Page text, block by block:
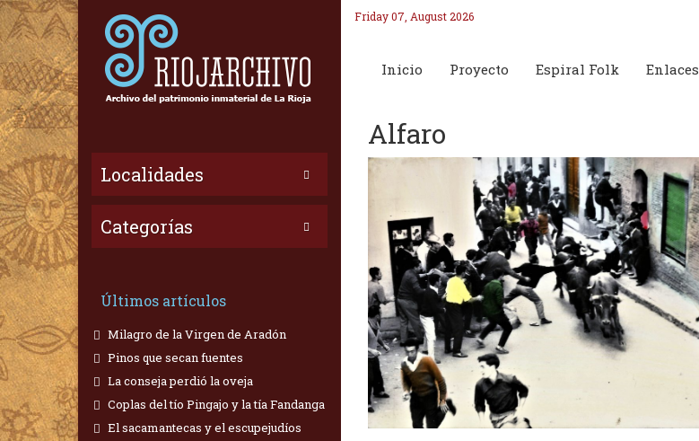
Localidades
Categorías
Últimos artículos
Milagro de la Virgen de Aradón
Pinos que secan fuentes
La conseja perdió la oveja
Coplas del tío Pingajo y la tía Fandanga
El sacamantecas y el escupejudíos
Friday 07, August 2026
Inicio Proyecto Espiral Folk Enlaces
Alfaro